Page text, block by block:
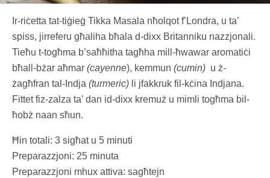
Ir-riċetta tat-tiġieġ Tikka Masala nħolqot f’Londra, u ta’
spiss, jirreferu għaliha bħala d-dixx Britanniku nazzjonali.
Tieħu t-togħma b’saħħitha tagħha mill-ħwawar aromatiċi
bħall-bżar aħmar (cayenne), kemmun (cumin) u ż-
żagħfran tal-Indja (turmeric) li jfakkruk fil-kċina Indjana.
Fittet fiz-zalza ta’ dan id-dixx kremuż u mimli togħma bil-
ħobż naan sħun.
Ħin totali: 3 sigħat u 5 minuti
Preparazzjoni: 25 minuta
Preparazzjoni mhux attiva: sagħtejn